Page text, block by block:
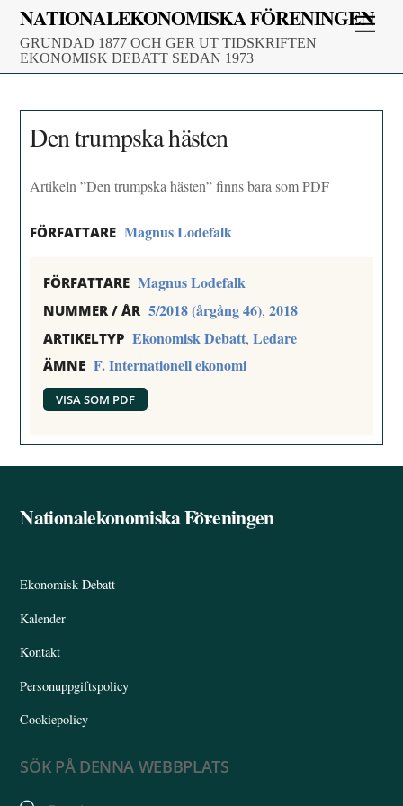
Skip
content
NATIONALEKONOMISKA FÖRENINGEN
GRUNDAD 1877 OCH GER UT TIDSKRIFTEN
EKONOMISK DEBATT SEDAN 1973
Den trumpska hästen
Artikeln ”Den trumpska hästen” finns bara som PDF
FÖRFATTARE Magnus Lodefalk
FÖRFATTARE Magnus Lodefalk
NUMMER / ÅR 5/2018 (årgång 46),2018
ARTIKELTYP Ekonomisk Debatt,Ledare
ÄMNE F. Internationell ekonomi
VISA SOM PDF
Back
Nationalekonomiska Föreningen
Ekonomisk Debatt
Kalender
Kontakt
Personuppgiftspolicy
Cookiepolicy
SÖK PÅ DENNA WEBBPLATS